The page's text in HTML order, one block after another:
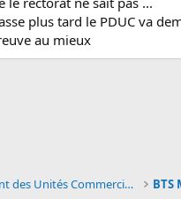
plus tard le PDUC va
au mieux
BTS MUC - Management des Unités Commerciales